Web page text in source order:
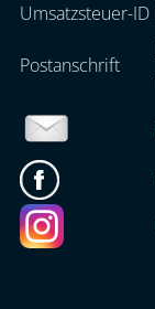
Umsatzsteuer-ID
Postanschrift